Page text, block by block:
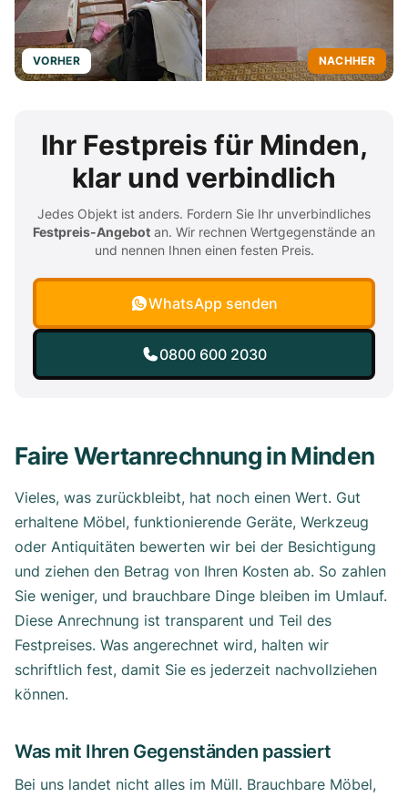
VORHER NACHHER
Ihr Festpreis für Minden,
klar und verbindlich
Jedes Objekt ist anders. Fordern Sie Ihr unverbindliches
Festpreis-Angebot an. Wir rechnen Wertgegenstände an
und nennen Ihnen einen festen Preis.
WhatsApp senden
0800 600 2030
Faire Wertanrechnung in Minden
Vieles, was zurückbleibt, hat noch einen Wert. Gut
erhaltene Möbel, funktionierende Geräte, Werkzeug
oder Antiquitäten bewerten wir bei der Besichtigung
und ziehen den Betrag von Ihren Kosten ab. So zahlen
Sie weniger, und brauchbare Dinge bleiben im Umlauf.
Diese Anrechnung ist transparent und Teil des
Festpreises. Was angerechnet wird, halten wir
schriftlich fest, damit Sie es jederzeit nachvollziehen
können.
Was mit Ihren Gegenständen passiert
Bei uns landet nicht alles im Müll. Brauchbare Möbel,